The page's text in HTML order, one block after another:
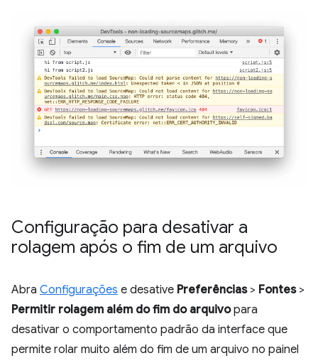
Configuração para desativar a
rolagem após o fim de um arquivo
Abra Configurações e desative Preferências> Fontes>
Permitir rolagem além do fim do arquivopara
desativar o comportamento padrão da interface que
permite rolar muito além do fim de um arquivo no painel